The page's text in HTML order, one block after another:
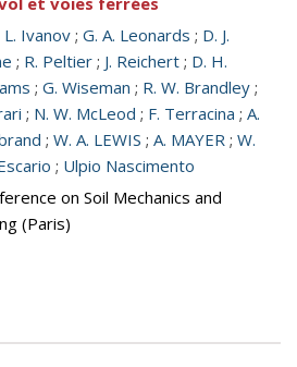
L. Ivanov ; G. A. Leonards ; D. J.
; R. Peltier ; J. Reichert ; D. H.
; G. Wiseman ; R. W. Brandley ;
; N. W. McLeod ; F. Terracina ; A.
; W. A. LEWIS ; A. MAYER ; W.
; Ulpio Nascimento
on Soil Mechanics and
(Paris)